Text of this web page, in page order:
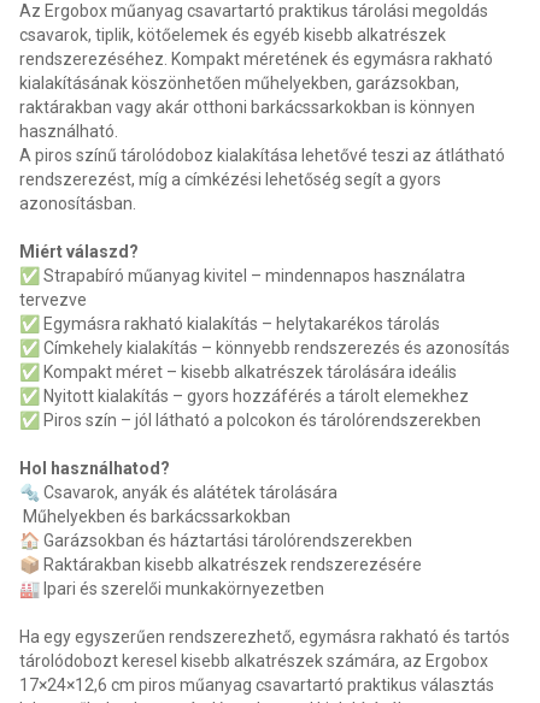
Az Ergobox műanyag csavartartó praktikus tárolási megoldás
csavarok, tiplik, kötőelemek és egyéb kisebb alkatrészek
rendszerezéséhez. Kompakt méretének és egymásra rakható
kialakításának köszönhetően műhelyekben, garázsokban,
raktárakban vagy akár otthoni barkácssarkokban is könnyen
használható.
A piros színű tárolódoboz kialakítása lehetővé teszi az átlátható
rendszerezést, míg a címkézési lehetőség segít a gyors
azonosításban.
Miért válaszd?
✅ Strapabíró műanyag kivitel – mindennapos használatra
tervezve
✅ Egymásra rakható kialakítás – helytakarékos tárolás
✅ Címkehely kialakítás – könnyebb rendszerezés és azonosítás
✅ Kompakt méret – kisebb alkatrészek tárolására ideális
✅ Nyitott kialakítás – gyors hozzáférés a tárolt elemekhez
✅ Piros szín – jól látható a polcokon és tárolórendszerekben
Hol használhatod?
🔩 Csavarok, anyák és alátétek tárolására
Műhelyekben és barkácssarkokban
🏠 Garázsokban és háztartási tárolórendszerekben
📦 Raktárakban kisebb alkatrészek rendszerezésére
🏭 Ipari és szerelői munkakörnyezetben
Ha egy egyszerűen rendszerezhető, egymásra rakható és tartós
tárolódobozt keresel kisebb alkatrészek számára, az Ergobox
17×24×12,6 cm piros műanyag csavartartó praktikus választás